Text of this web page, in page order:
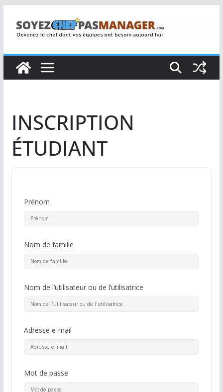
contenu
INSCRIPTION
ÉTUDIANT
Prénom
Nom de famille
Nom de l’utilisateur ou de l’utilisatrice
Adresse e-mail
Mot de passe